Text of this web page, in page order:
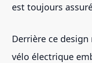
est toujours
Derrière ce
vélo électrique